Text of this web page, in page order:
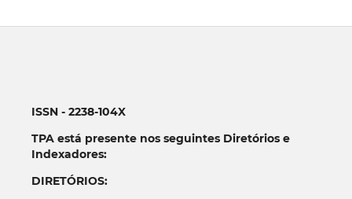
ISSN - 2238-104X
TPA está presente nos seguintes Diretórios e
Indexadores:
DIRETÓRIOS: